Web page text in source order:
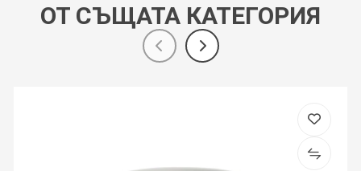
ОТ СЪЩАТА КАТЕГОРИЯ